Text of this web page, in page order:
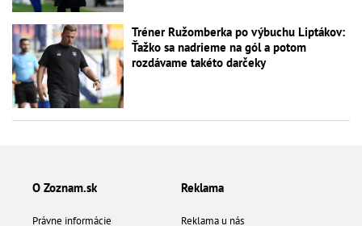
Tréner Ružomberka po výbuchu Liptákov:
Ťažko sa nadrieme na gól a potom
rozdávame takéto darčeky
O Zoznam.sk
Právne informácie
Reklama
Reklama u nás